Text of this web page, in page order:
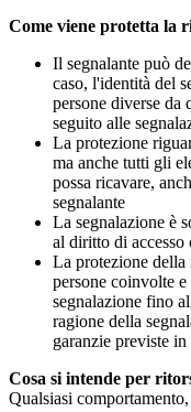
Come viene protetta la
Il segnalante può
caso, l'identità del
persone diverse da
seguito alle
La protezione
ma anche tutti gli
possa ricavare,
segnalante
La segnalazione è
al diritto di
La protezione della
persone coinvolte
segnalazione fino
ragione della
garanzie previste
Cosa si intende per
Qualsiasi